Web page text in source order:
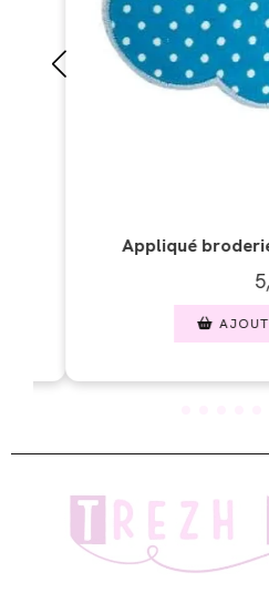
coton - Nuage REF2